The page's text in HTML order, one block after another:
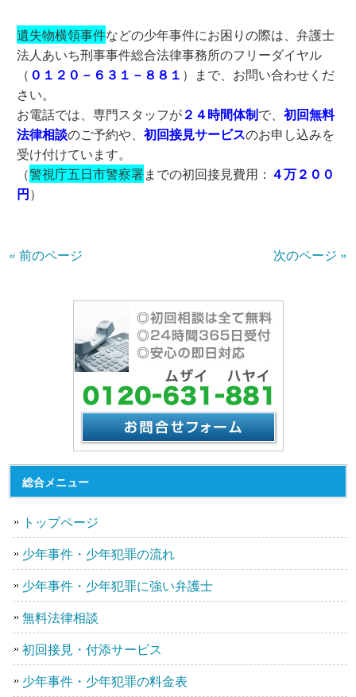
遺失物横領事件などの少年事件にお困りの際は、弁護士
法人あいち刑事事件総合法律事務所のフリーダイヤル
（ ０１２０－６３１－８８１ ）まで、お問い合わせくだ
さい。
お電話では、専門スタッフが２４時間体制で、初回無料
法律相談のご予約や、初回接見サービスのお申し込みを
受け付けています。
（警視庁五日市警察署までの初回接見費用： ４万２００
円）
« 前のページ 次のページ »
総合メニュー
トップページ
少年事件・少年犯罪の流れ
少年事件・少年犯罪に強い弁護士
無料法律相談
初回接見・付添サービス
少年事件・少年犯罪の料金表